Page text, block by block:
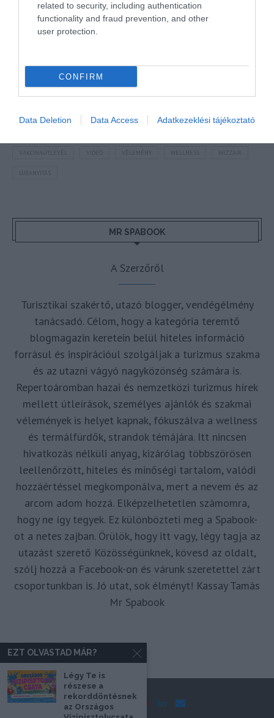
related to security, including authentication
functionality and fraud prevention, and other
user protection.
CONFIRM
Data Deletion Data Access Adatkezeklési tájékoztató
BOOKING BUDAPEST BUDAPEST AIRPORT
FEJLESZTÉS FÜRDŐ
MAGYARORSZÁG MAGYARUL
VAKCINAÚTLEVÉL WIZZAIR
ÚJRANYITÁS
MR SPABOOK
A Szerzőről
Turisztikai szakértő, utazó blogger, vendégélmény
tanácsadó. Célom, hogy a kategória teremtő
blogmagazin keretein belül hiteles információ
forrásul és inspirációul szolgáljak a turizmus szakma
és az utazni vágyó nagyközönség számára is.
Repertoáromban hazai és nemzetközi turizmus hírek
mellett útleírások, személyes ajánlók és szakmai
vélemények is helyet kapnak, fókuszálva a wellness
és termálfürdők, strandok témájára. Itt nincsen
hivatkozás nélküli anyag, kizárólag többszörösen
leellenőrzött, hiteles és minőségi tartalom, valódi
hozzáértéssel megkomponálva, mert a nevem és az
arcom adom hozzá. Elképzelhetetlen számomra,
hogy ne így tegyek. Ez különbözteti meg a Spabook-
ot a netes zajban. Örülök, hogy itt vagy, légy tagja az
utazást szerető Közösségünknek, kövesd az oldalt,
szólj hozzá a Facebook-on és várunk szeretettel zárt
csoportunkban is. Jó utat, sok élményt! Kassay Tamás
Mr Spabook
EZT OLVASTAD MÁR?
Légy Te is
részese a
rekorddöntésnek
az Országos